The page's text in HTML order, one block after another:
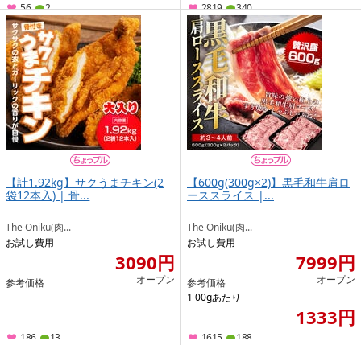
56 2 2819 340
【計1.92kg】サクうまチキン(2
袋12本入) | 骨...
The Oniku(肉...
お試し費用
3090円
参考価格 オープン
186 13
【600g(300g×2)】黒毛和牛肩ロ
ーススライス |...
The Oniku(肉...
お試し費用
7999円
参考価格
オープン
1 00gあたり
1333円
1615 188